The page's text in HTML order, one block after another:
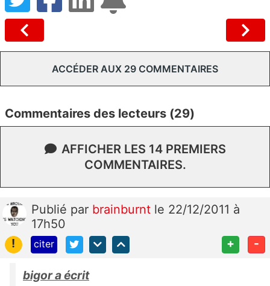
ACCÉDER AUX 29 COMMENTAIRES
Commentaires des lecteurs (29)
AFFICHER LES 14 PREMIERS
COMMENTAIRES.
Publié par brainburnt le 22/12/2011 à
17h50
!
citer + -
bigor a écrit